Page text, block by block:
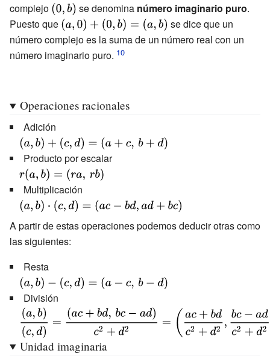
complejo {\displaystyle
(0,b)}
se denomina número imaginario puro.
Puesto que {\displaystyle
(a,0)+(0,b)=
(a,b)}
se dice que un
número complejo es la suma de un número real con un
número imaginario puro.
Operaciones racionales
Adición
{\displaystyle
(a,b)+(c,d)=
(a+c,\,b+d)}
Producto por escalar
{\displaystyle
r(a,b)=
(ra,\,rb)}
Multiplicación
{\displaystyle
(a,b)\cdot
(c,d)=(ac-
A partir de estas operaciones podemos deducir otras como
las siguientes:
Resta
{\displaystyle
(a,b)-(c,d)=
(a-c,\,b-d)}
División
{\displaystyle {\frac
{(a,b)}{(c,d)}}=
{(ac+bd,\,bc-ad) \over
Unidad imaginaria